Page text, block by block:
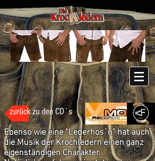
zurück zu den CD`s
Ebenso wie eine "Lederhos`n" hat auch
die Musik der Krochledern einen ganz
eigenständigen Charakter.